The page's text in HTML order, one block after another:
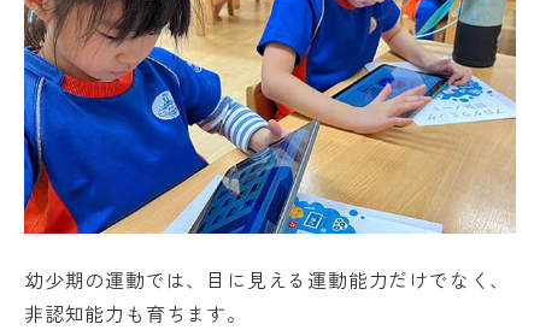
幼少期の運動では、目に見える運動能力だけでなく、
非認知能力も育ちます。